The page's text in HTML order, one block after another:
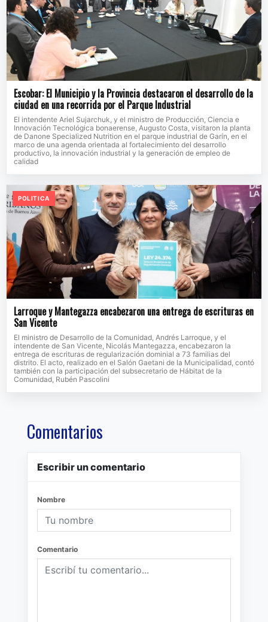
Escobar: El Municipio y la Provincia destacaron el desarrollo de la
ciudad en una recorrida por el Parque Industrial
El intendente Ariel Sujarchuk, y el ministro de Producción, Ciencia e
Innovación Tecnológica bonaerense, Augusto Costa, visitaron la planta
de Danone Specialized Nutrition en el parque industrial de Garín, en el
marco de una agenda orientada al fortalecimiento del desarrollo
productivo, la innovación industrial y la generación de empleo de
calidad
POLITICA
Larroque y Mantegazza encabezaron una entrega de escrituras en
San Vicente
El ministro de Desarrollo de la Comunidad, Andrés Larroque, y el
intendente de San Vicente, Nicolás Mantegazza, encabezaron la
entrega de escrituras de regularización dominial a 73 familias del
distrito. El acto, realizado en el Salón Gaetani de la Municipalidad, contó
también con la participación del subsecretario de Hábitat de la
Comunidad, Rubén Pascolini
Comentarios
Escribir un comentario
Nombre
Comentario